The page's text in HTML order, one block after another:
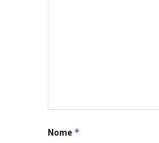
Nome *